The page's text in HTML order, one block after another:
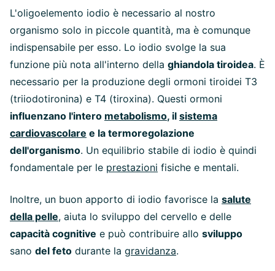
L'oligoelemento iodio è necessario al nostro
organismo solo in piccole quantità, ma è comunque
indispensabile per esso. Lo iodio svolge la sua
funzione più nota all'interno della ghiandola tiroidea. È
necessario per la produzione degli ormoni tiroidei T3
(triiodotironina) e T4 (tiroxina). Questi ormoni
influenzano l'intero metabolismo, il sistema
cardiovascolare e la termoregolazione
dell'organismo. Un equilibrio stabile di iodio è quindi
fondamentale per le prestazioni fisiche e mentali.
Inoltre, un buon apporto di iodio favorisce la salute
della pelle, aiuta lo sviluppo del cervello e delle
capacità cognitive e può contribuire allo sviluppo
sano del feto durante la gravidanza.